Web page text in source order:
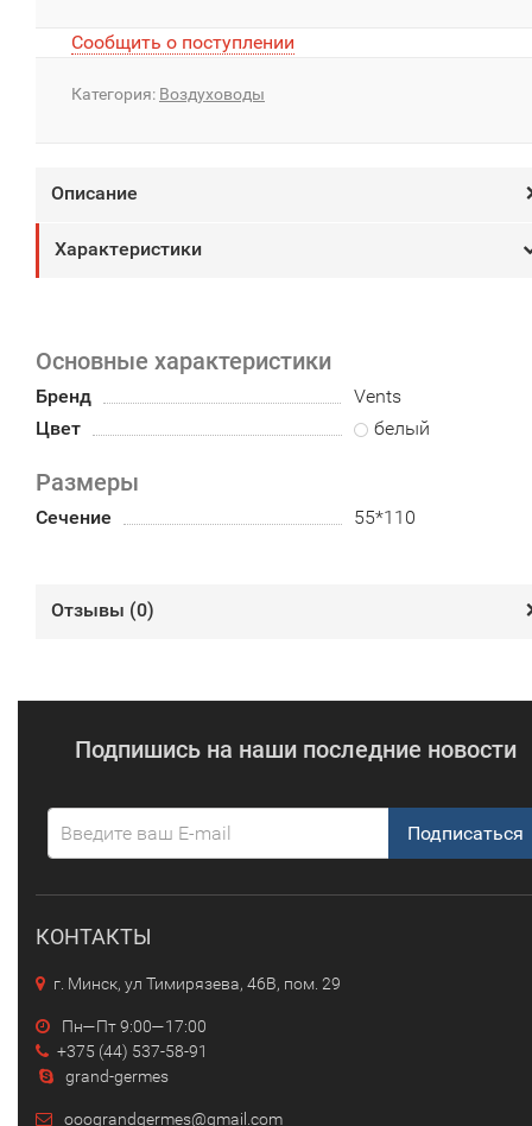
Сообщить о поступлении
Категория: Воздуховоды
Описание
Характеристики
Основные характеристики
Бренд
Vents
Цвет
белый
Размеры
Сечение 55*110
Отзывы (0)
Подпишись на наши последние новости
Подписаться
КОНТАКТЫ
г. Минск, ул Тимирязева, 46В, пом. 29
Пн—Пт 9:00—17:00
+375 (44) 537-58-91
grand-germes
ooograndgermes@gmail.com